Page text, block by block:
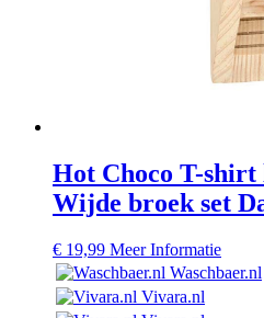
Hot Choco T-shirt
Wijde broek set
€ 19,99 Meer Informatie
Waschbaer.nl
Vivara.nl